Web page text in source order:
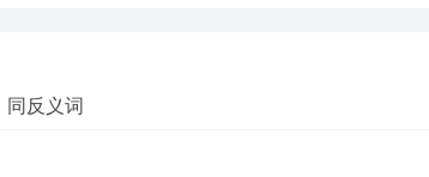
同反义词